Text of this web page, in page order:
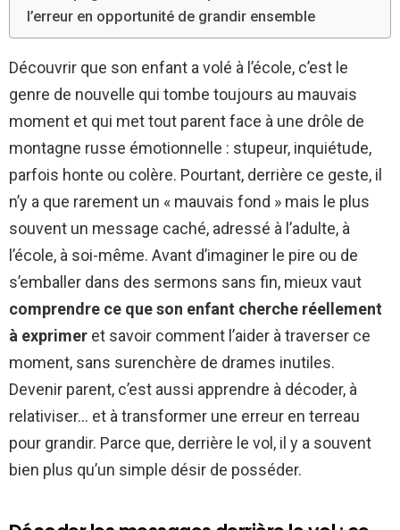
l’erreur en opportunité de grandir ensemble
Découvrir que son enfant a volé à l’école, c’est le
genre de nouvelle qui tombe toujours au mauvais
moment et qui met tout parent face à une drôle de
montagne russe émotionnelle : stupeur, inquiétude,
parfois honte ou colère. Pourtant, derrière ce geste, il
n’y a que rarement un « mauvais fond » mais le plus
souvent un message caché, adressé à l’adulte, à
l’école, à soi-même. Avant d’imaginer le pire ou de
s’emballer dans des sermons sans fin, mieux vaut
comprendre ce que son enfant cherche réellement
à exprimer et savoir comment l’aider à traverser ce
moment, sans surenchère de drames inutiles.
Devenir parent, c’est aussi apprendre à décoder, à
relativiser… et à transformer une erreur en terreau
pour grandir. Parce que, derrière le vol, il y a souvent
bien plus qu’un simple désir de posséder.